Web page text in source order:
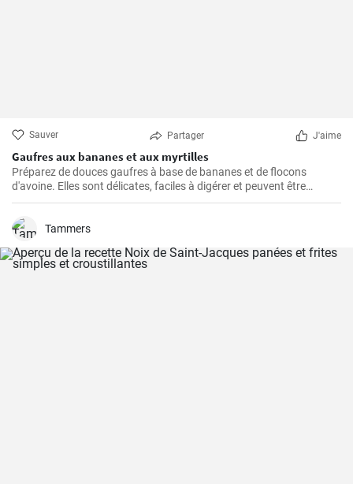
Sauver Partager J'aime
Gaufres aux bananes et aux myrtilles
Préparez de douces gaufres à base de bananes et de flocons
d'avoine. Elles sont délicates, faciles à digérer et peuvent être
servies par exemple avec des myrtilles fraîches et du sirop de
Tammers